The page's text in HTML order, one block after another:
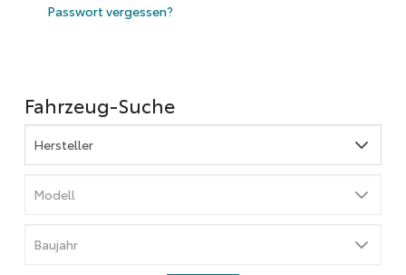
Passwort vergessen?
Fahrzeug-Suche